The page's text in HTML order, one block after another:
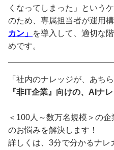
くなってしまった」という
のため、専属担当者が運用
カン」 を導入して、適切な
めです。
「社内のナレッジが、あち
『非IT企業』向けの、AIナ
＜100人～数万名規模＞の
のお悩みを解決します！
詳しくは、3分で分かるナレ